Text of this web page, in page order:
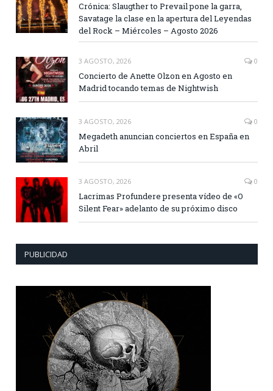
Crónica: Slaugther to Prevail pone la garra,
Savatage la clase en la apertura del Leyendas
del Rock – Miércoles – Agosto 2026
3 AGOSTO, 2026 0
Concierto de Anette Olzon en Agosto en
Madrid tocando temas de Nightwish
3 AGOSTO, 2026 0
Megadeth anuncian conciertos en España en
Abril
3 AGOSTO, 2026 0
Lacrimas Profundere presenta vídeo de «O
Silent Fear» adelanto de su próximo disco
PUBLICIDAD